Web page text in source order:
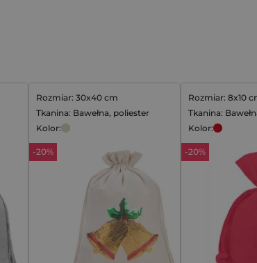
Rozmiar: 30x40 cm
Tkanina: Bawełna, poliester
Kolor:
-20%
Rozmiar: 8x10
Tkanina:
Kolor:
-20%